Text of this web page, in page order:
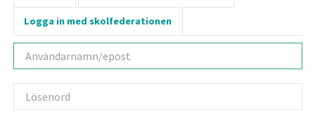
Logga in med skolfederationen
Användarnamn
Lösenord